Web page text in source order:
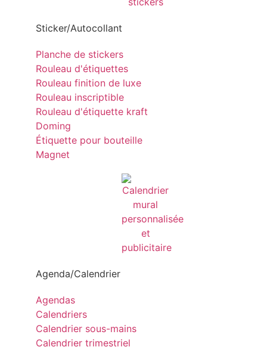
Sticker/Autocollant
Planche de stickers
Rouleau d'étiquettes
Rouleau finition de luxe
Rouleau inscriptible
Rouleau d'étiquette kraft
Doming
Étiquette pour bouteille
Magnet
Agenda/Calendrier
Agendas
Calendriers
Calendrier sous-mains
Calendrier trimestriel